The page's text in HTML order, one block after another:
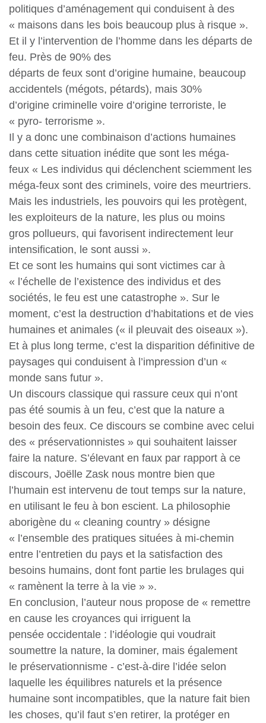
politiques d’aménagement qui conduisent à des
« maisons dans les bois beaucoup plus à risque ».
Et il y l’intervention de l’homme dans les départs de
feu. Près de 90% des
départs de feux sont d’origine humaine, beaucoup
accidentels (mégots, pétards), mais 30%
d’origine criminelle voire d’origine terroriste, le
« pyro- terrorisme ».
Il y a donc une combinaison d’actions humaines
dans cette situation inédite que sont les méga-
feux « Les individus qui déclenchent sciemment les
méga-feux sont des criminels, voire des meurtriers.
Mais les industriels, les pouvoirs qui les protègent,
les exploiteurs de la nature, les plus ou moins
gros pollueurs, qui favorisent indirectement leur
intensification, le sont aussi ».
Et ce sont les humains qui sont victimes car à
« l’échelle de l’existence des individus et des
sociétés, le feu est une catastrophe ». Sur le
moment, c’est la destruction d’habitations et de vies
humaines et animales (« il pleuvait des oiseaux »).
Et à plus long terme, c’est la disparition définitive de
paysages qui conduisent à l’impression d’un «
monde sans futur ».
Un discours classique qui rassure ceux qui n’ont
pas été soumis à un feu, c’est que la nature a
besoin des feux. Ce discours se combine avec celui
des « préservationnistes » qui souhaitent laisser
faire la nature. S’élevant en faux par rapport à ce
discours, Joëlle Zask nous montre bien que
l’humain est intervenu de tout temps sur la nature,
en utilisant le feu à bon escient. La philosophie
aborigène du « cleaning country » désigne
« l’ensemble des pratiques situées à mi-chemin
entre l’entretien du pays et la satisfaction des
besoins humains, dont font partie les brulages qui
« ramènent la terre à la vie » ».
En conclusion, l’auteur nous propose de « remettre
en cause les croyances qui irriguent la
pensée occidentale : l’idéologie qui voudrait
soumettre la nature, la dominer, mais également
le préservationnisme - c’est-à-dire l’idée selon
laquelle les équilibres naturels et la présence
humaine sont incompatibles, que la nature fait bien
les choses, qu’il faut s’en retirer, la protéger en